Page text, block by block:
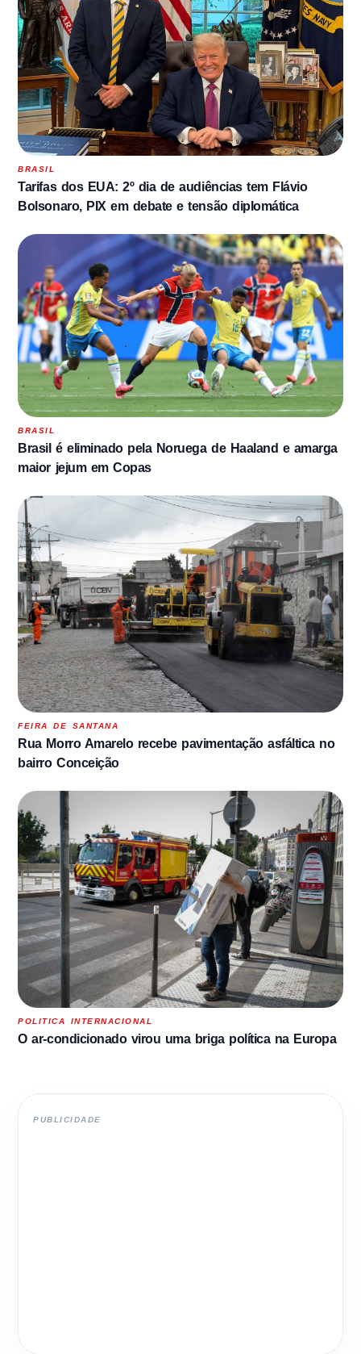
BRASIL
Tarifas dos EUA: 2º dia de audiências tem Flávio
Bolsonaro, PIX em debate e tensão diplomática
BRASIL
Brasil é eliminado pela Noruega de Haaland e amarga
maior jejum em Copas
FEIRA DE SANTANA
Rua Morro Amarelo recebe pavimentação asfáltica no
bairro Conceição
POLITICA INTERNACIONAL
O ar-condicionado virou uma briga política na Europa
PUBLICIDADE